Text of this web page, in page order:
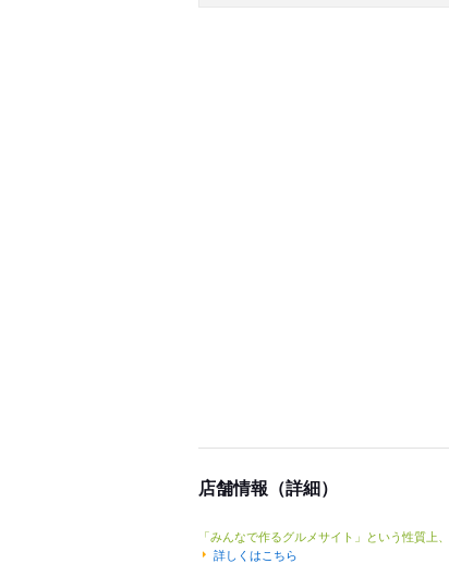
店舗情報（詳細）
「みんなで作るグルメサイト」という性質上
詳しくはこちら